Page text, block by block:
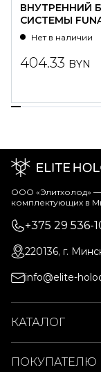
ВНУТРЕННИЙ
СИСТЕМЫ
SG25HP.D01/S
Нет в наличии
404.33 BYN
ООО «Элитхолод»
комплектующих в
+375 29 536-
220136, г.
info@elite-
КАТАЛОГ
ПОКУПАТЕЛЮ